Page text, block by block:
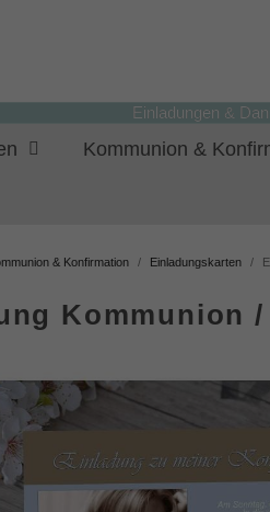
Einladungen &
Kommunion &
& Konfirmation Einladungskarten
Kommunion